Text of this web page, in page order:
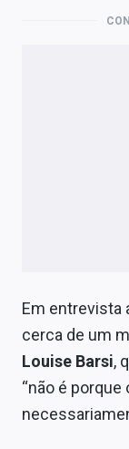
Em entrevista
cerca de um
Louise Barsi,
“não é